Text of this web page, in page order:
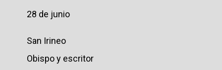
28 de junio
San Irineo
Obispo y escritor